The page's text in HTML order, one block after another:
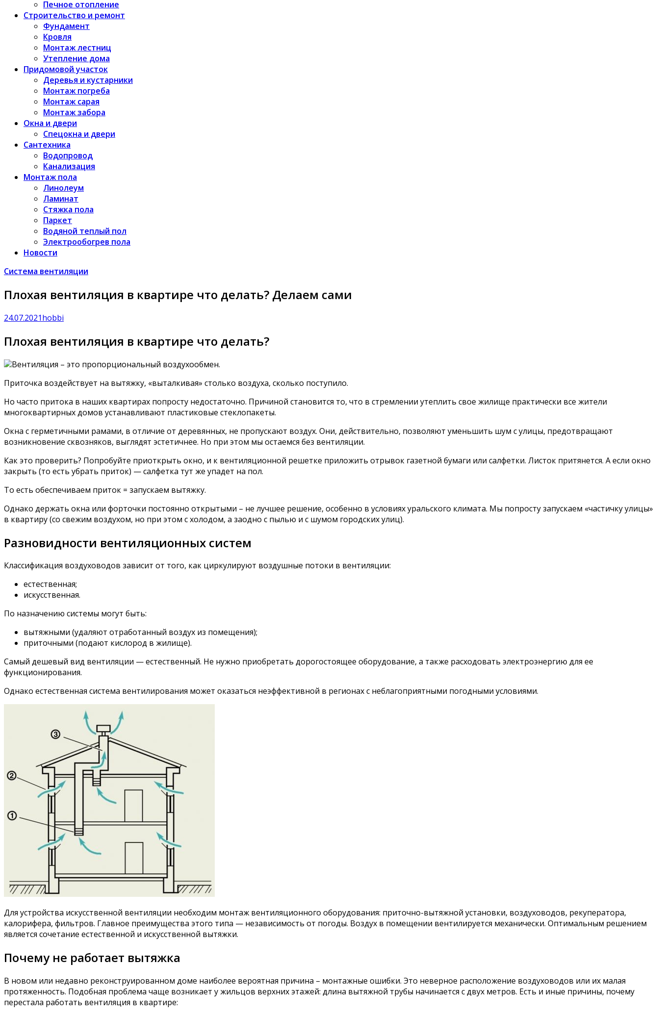
Печное отопление
Строительство и ремонт
Фундамент
Кровля
Монтаж лестниц
Утепление дома
Придомовой участок
Деревья и кустарники
Монтаж погреба
Монтаж сарая
Монтаж забора
Окна и двери
Спецокна и двери
Сантехника
Водопровод
Канализация
Монтаж пола
Линолеум
Ламинат
Стяжка пола
Паркет
Водяной теплый пол
Электрообогрев пола
Новости
Система вентиляции
Плохая вентиляция в квартире что делать? Делаем сами
24.07.2021hobbi
Плохая вентиляция в квартире что делать?
Вентиляция – это пропорциональный воздухообмен.
Приточка воздействует на вытяжку, «выталкивая» столько воздуха, сколько поступило.
Но часто притока в наших квартирах попросту недостаточно. Причиной становится то, что в стремлении утеплить свое жилище практически все жители
многоквартирных домов устанавливают пластиковые стеклопакеты.
Окна с герметичными рамами, в отличие от деревянных, не пропускают воздух. Они, действительно, позволяют уменьшить шум с улицы, предотвращают
возникновение сквозняков, выглядят эстетичнее. Но при этом мы остаемся без вентиляции.
Как это проверить? Попробуйте приоткрыть окно, и к вентиляционной решетке приложить отрывок газетной бумаги или салфетки. Листок притянется. А если окно
закрыть (то есть убрать приток) — салфетка тут же упадет на пол.
То есть обеспечиваем приток = запускаем вытяжку.
Однако держать окна или форточки постоянно открытыми – не лучшее решение, особенно в условиях уральского климата. Мы попросту запускаем «частичку улицы»
в квартиру (со свежим воздухом, но при этом с холодом, а заодно с пылью и с шумом городских улиц).
Разновидности вентиляционных систем
Классификация воздуховодов зависит от того, как циркулируют воздушные потоки в вентиляции:
естественная;
искусственная.
По назначению системы могут быть:
вытяжными (удаляют отработанный воздух из помещения);
приточными (подают кислород в жилище).
Самый дешевый вид вентиляции — естественный. Не нужно приобретать дорогостоящее оборудование, а также расходовать электроэнергию для ее
функционирования.
Однако естественная система вентилирования может оказаться неэффективной в регионах с неблагоприятными погодными условиями.
Для устройства искусственной вентиляции необходим монтаж вентиляционного оборудования: приточно-вытяжной установки, воздуховодов, рекуператора,
калорифера, фильтров. Главное преимущества этого типа — независимость от погоды. Воздух в помещении вентилируется механически. Оптимальным решением
является сочетание естественной и искусственной вытяжки.
Почему не работает вытяжка
В новом или недавно реконструированном доме наиболее вероятная причина – монтажные ошибки. Это неверное расположение воздуховодов или их малая
протяженность. Подобная проблема чаще возникает у жильцов верхних этажей: длина вытяжной трубы начинается с двух метров. Есть и иные причины, почему
перестала работать вентиляция в квартире: